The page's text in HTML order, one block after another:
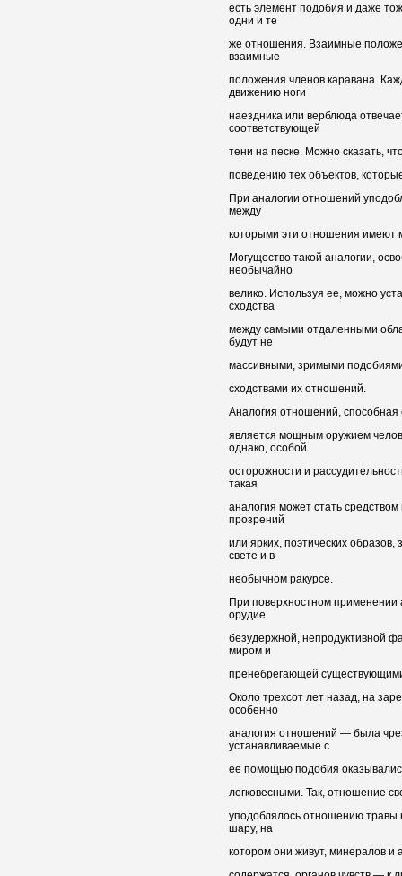
есть элемент подобия и даже
одни и те
же отношения. Взаимные
взаимные
положения членов каравана.
движению ноги
наездника или верблюда
соответствующей
тени на песке. Можно сказать,
поведению тех объектов,
При аналогии отношений
между
которыми эти отношения имеют
Могущество такой аналогии,
необычайно
велико. Используя ее, можно
сходства
между самыми отдаленными
будут не
массивными, зримыми
сходствами их отношений.
Аналогия отношений, способная
является мощным оружием
однако, особой
осторожности и
такая
аналогия может стать
прозрений
или ярких, поэтических
свете и в
необычном ракурсе.
При поверхностном
орудие
безудержной, непродуктивной
миром и
пренебрегающей
Около трехсот лет назад, на
особенно
аналогия отношений — была
устанавливаемые с
ее помощью подобия
легковесными. Так, отношение
уподоблялось отношению
шару, на
котором они живут, минералов